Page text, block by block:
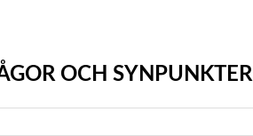
OCH SYNPUNKTER